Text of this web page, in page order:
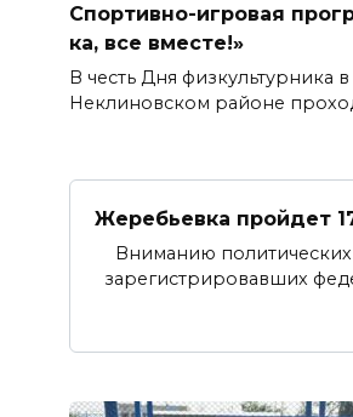
Спортивно-игровая
ка, все вместе!»
В честь Дня физкультурника в
Неклиновском районе
Жеребьевка пройдет
Вниманию
зарегистрировавших